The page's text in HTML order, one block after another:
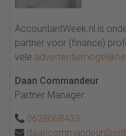
AccountantWeek.nl is
partner voor (finance)
vele
Daan Commandeur
Partner Manager
0628068433